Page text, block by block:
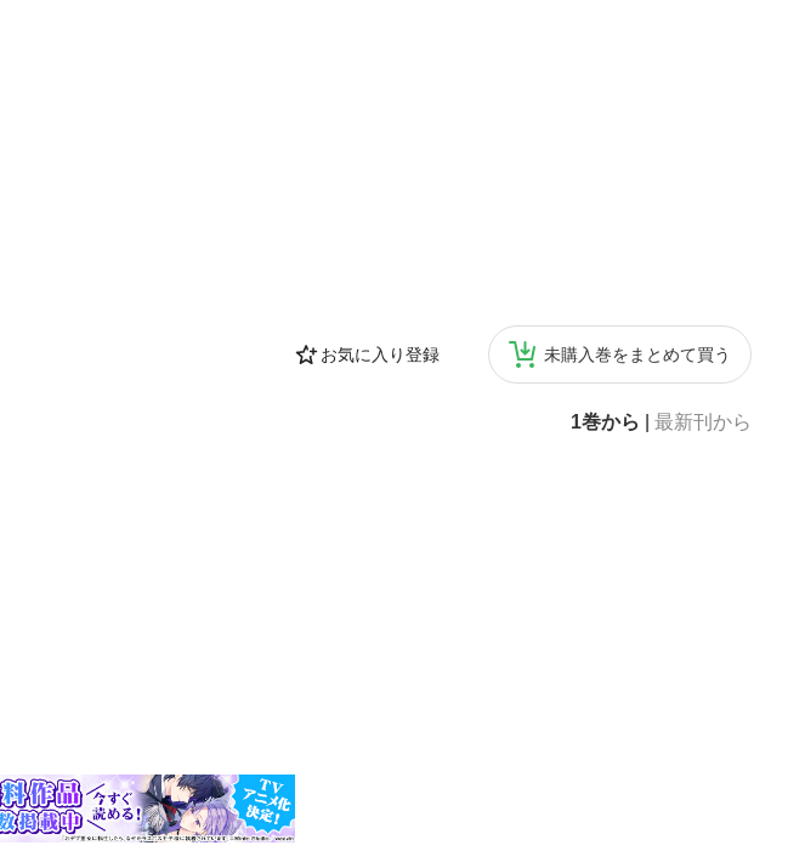
お気に入り登録 未購入巻をまとめて買う
1巻から 最新刊から